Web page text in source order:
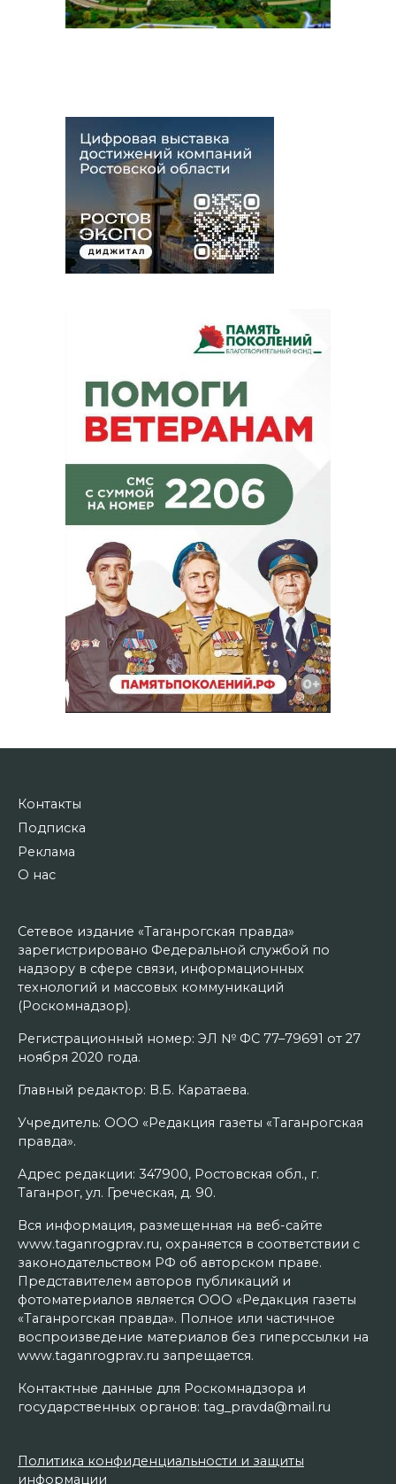
Контакты
Подписка
Реклама
О нас
Сетевое издание «Таганрогская правда»
зарегистрировано Федеральной службой по
надзору в сфере связи, информационных
технологий и массовых коммуникаций
(Роскомнадзор).
Регистрационный номер: ЭЛ № ФС 77–79691 от 27
ноября 2020 года.
Главный редактор: В.Б. Каратаева.
Учредитель: ООО «Редакция газеты «Таганрогская
правда».
Адрес редакции: 347900, Ростовская обл., г.
Таганрог, ул. Греческая, д. 90.
Вся информация, размещенная на веб-сайте
www.taganrogprav.ru, охраняется в соответствии с
законодательством РФ об авторском праве.
Представителем авторов публикаций и
фотоматериалов является ООО «Редакция газеты
«Таганрогская правда». Полное или частичное
воспроизведение материалов без гиперссылки на
www.taganrogprav.ru запрещается.
Контактные данные для Роскомнадзора и
государственных органов: tag_pravda@mail.ru
Политика конфиденциальности и защиты
информации